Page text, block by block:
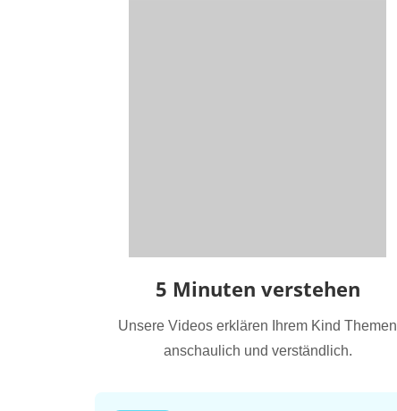
5 Minuten verstehen
Unsere Videos erklären Ihrem Kind Themen
anschaulich und verständlich.